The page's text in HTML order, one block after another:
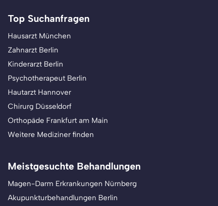
Top Suchanfragen
Hausarzt München
Zahnarzt Berlin
Kinderarzt Berlin
Psychotherapeut Berlin
Hautarzt Hannover
Chirurg Düsseldorf
Orthopäde Frankfurt am Main
Weitere Mediziner finden
Meistgesuchte Behandlungen
Magen-Darm Erkrankungen Nürnberg
Akupunkturbehandlungen Berlin